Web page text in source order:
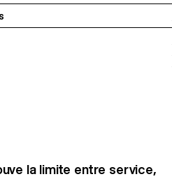
la limite entre service,